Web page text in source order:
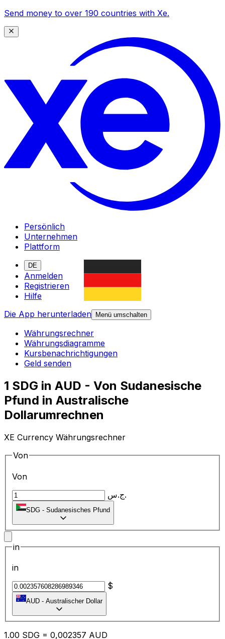
Send money to over 190 countries with Xe.
Persönlich
Unternehmen
Plattform
DE
Anmelden
Registrieren
Hilfe
Die App herunterladen
Menü umschalten
Währungsrechner
Währungsdiagramme
Kursbenachrichtigungen
Geld senden
1 SDG in AUD - Von Sudanesische
Pfund in Australische
Dollarumrechnen
XE Currency Währungsrechner
Von
Von
ج.س.
SDG - Sudanesisches Pfund
in
in
$
AUD - Australischer Dollar
1.00 SDG = 0,002357 AUD